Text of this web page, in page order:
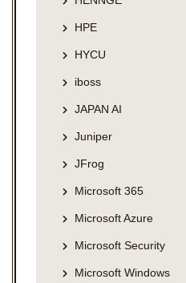
HPE
HYCU
iboss
JAPAN AI
Juniper
JFrog
Microsoft 365
Microsoft Azure
Microsoft Security
Microsoft Windows